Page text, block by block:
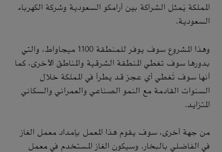
المملكة يُمثل الشراكة بين أرامكو السعودية وشركة الكهرباء
السعودية.
وهذا المشروع سوف يوفر للمنطقة 1100 ميجاواط، والتي
بدورها سوف تغطي المنطقة الشرقية والمناطق الأخرى، كما
أنها سوف تُغطي أي عجز قد يطرأ في المملكة خلال
السنوات القادمة مع النمو الصناعي والعمراني والسكاني
المتزايد.
من جهة أخرى، سوف يقوم هذا المعمل بإمداد معمل الغاز
في الفاضلي بالبخار. وسيكون الغاز المستخدم في معمل